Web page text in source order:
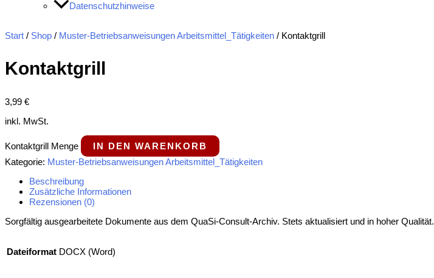
Datenschutzhinweise
Start / Shop / Muster-Betriebsanweisungen Arbeitsmittel_Tätigkeiten / Kontaktgrill
Kontaktgrill
3,99 €
inkl. MwSt.
Kontaktgrill Menge
IN DEN WARENKORB
Kategorie: Muster-Betriebsanweisungen Arbeitsmittel_Tätigkeiten
Beschreibung
Zusätzliche Informationen
Rezensionen (0)
Sorgfältig ausgearbeitete Dokumente aus dem QuaSi-​Consult-​Archiv. Stets aktualisiert und in hoher Qualität.
Dateiformat DOCX (Word)